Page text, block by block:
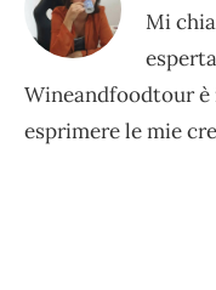
Mi
Wineandfoodtour
esprimere le mie